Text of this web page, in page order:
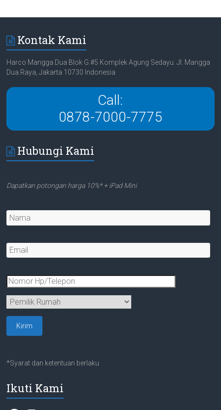
Kontak Kami
Harco Mangga Dua Blok G #5 Komplek Agung Sedayu. Jl. Mangga
Dua Raya, Jakarta 10730 Indonesia
Call:
0878-7000-7775
Hubungi Kami
Dapatkan potongan harga 10%* + iPad Mini
*Syarat dan ketentuan berlaku
Ikuti Kami